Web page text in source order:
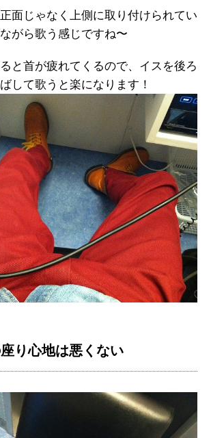
面じゃなく上側に取り付けられてい
がら歌う感じですね〜
と首が疲れてくるので、イスを後ろ
して歌うと楽になります！
り心地は悪くない